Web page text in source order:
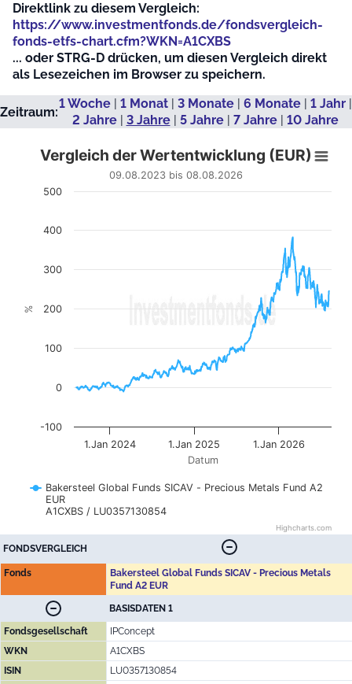
Direktlink zu diesem Vergleich:
https://www.investmentfonds.de/fondsvergleich-
fonds-etfs-chart.cfm?WKN=A1CXBS
... oder STRG-D drücken, um diesen Vergleich direkt
als Lesezeichen im Browser zu speichern.
Zeitraum:
1 Woche| 1 Monat| 3 Monate| 6 Monate| 1 Jahr|
2 Jahre| 3 Jahre| 5 Jahre| 7 Jahre| 10 Jahre
Vergleich der Wertentwicklung (EUR)
Line chart with 738 data points.
09.08.2023 bis 08.08.2026
The chart has 1 Y axis displaying %. Data ranges from -
Datum
%
Vergleich der Wertentwicklung (EUR)
09.08.2023 bis 08.08.2026
Bakersteel Global Funds SICAV - Precious Metals Fund A2
EUR
A1CXBS / LU0357130854
1.Jan 2024 1.Jan 2025 1.Jan 2026
0
100
200
300
400
-100
500
Highcharts.com
FONDSVERGLEICH
Fonds
Bakersteel Global Funds SICAV - Precious Metals
Fund A2 EUR
BASISDATEN 1
Fondsgesellschaft
IPConcept
WKN
A1CXBS
ISIN
LU0357130854